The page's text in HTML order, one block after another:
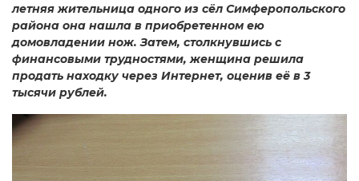
летняя жительница одного из сёл Симферопольского
района она нашла в приобретенном ею
домовладении нож. Затем, столкнувшись с
финансовыми трудностями, женщина решила
продать находку через Интернет, оценив её в 3
тысячи рублей.